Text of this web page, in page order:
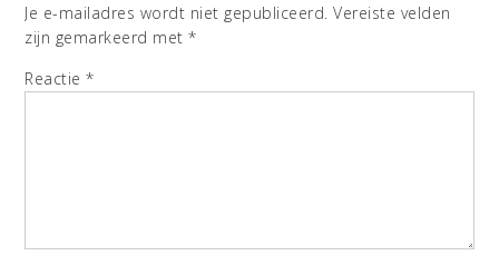
Je e-mailadres wordt niet gepubliceerd. Vereiste velden
zijn gemarkeerd met*
Reactie*